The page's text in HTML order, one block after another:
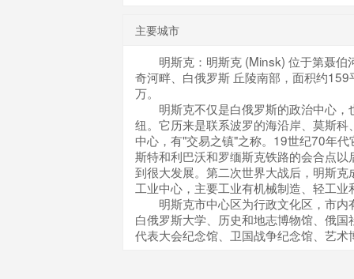
主要城市
明斯克：明斯克 (Minsk) 位于第聂伯
奇河畔、白俄罗斯 丘陵南部，面积约
万。
明斯克不仅是白俄罗斯的政治中心，
纽。它历来是联系波罗的海沿岸、莫斯科
中心，有"交易之镇"之称。19世纪70年
斯特和利巴沃和罗缅斯克铁路的会合点以
到很大发展。第二次世界大战后，明斯克
工业中心，主要工业有机械制造、轻工业
明斯克市中心区为行政文化区，市内
白俄罗斯大学、历史和地志博物馆、俄
代表大会纪念馆、卫国战争纪念馆、艺术